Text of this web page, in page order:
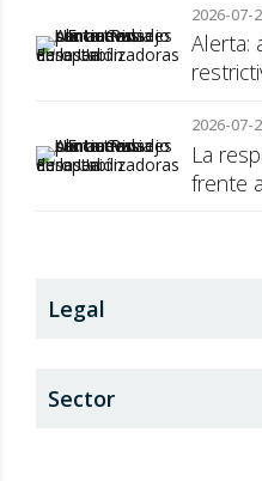
2026-07-
Alerta:
2026-07-
La
frente
Legal
Sector